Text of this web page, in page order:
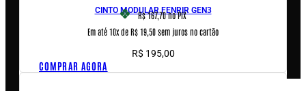
CINTO MODULAR FENRIR GEN3
R$ 167,70no PIX
Em até 10x de R$ 19,50 sem juros no cartão
R$ 195,00
COMPRAR AGORA